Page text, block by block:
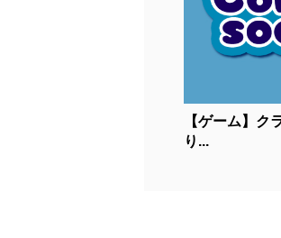
【ゲーム】ク
り...